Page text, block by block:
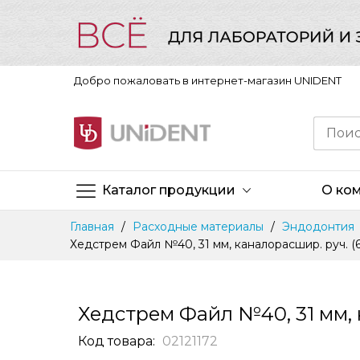
Добро пожаловать в интернет-магазин UNIDENT
Каталог продукции О
Главная Расходные материалы Эндодонтия
Хедстрем Файл №40, 31 мм, каналорасшир. руч.
Хедстрем Файл №40, 31 мм,
Код товара 02121172